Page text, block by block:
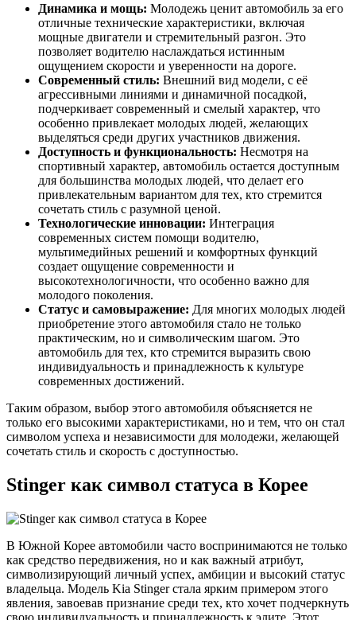
Динамика и мощь: Молодежь ценит автомобиль за его
отличные технические характеристики, включая
мощные двигатели и стремительный разгон. Это
позволяет водителю наслаждаться истинным
ощущением скорости и уверенности на дороге.
Современный стиль: Внешний вид модели, с её
агрессивными линиями и динамичной посадкой,
подчеркивает современный и смелый характер, что
особенно привлекает молодых людей, желающих
выделяться среди других участников движения.
Доступность и функциональность: Несмотря на
спортивный характер, автомобиль остается доступным
для большинства молодых людей, что делает его
привлекательным вариантом для тех, кто стремится
сочетать стиль с разумной ценой.
Технологические инновации: Интеграция
современных систем помощи водителю,
мультимедийных решений и комфортных функций
создает ощущение современности и
высокотехнологичности, что особенно важно для
молодого поколения.
Статус и самовыражение: Для многих молодых людей
приобретение этого автомобиля стало не только
практическим, но и символическим шагом. Это
автомобиль для тех, кто стремится выразить свою
индивидуальность и принадлежность к культуре
современных достижений.
Таким образом, выбор этого автомобиля объясняется не
только его высокими характеристиками, но и тем, что он стал
символом успеха и независимости для молодежи, желающей
сочетать стиль и скорость с доступностью.
Stinger как символ статуса в Корее
В Южной Корее автомобили часто воспринимаются не только
как средство передвижения, но и как важный атрибут,
символизирующий личный успех, амбиции и высокий статус
владельца. Модель Kia Stinger стала ярким примером этого
явления, завоевав признание среди тех, кто хочет подчеркнуть
свою индивидуальность и принадлежность к элите. Этот